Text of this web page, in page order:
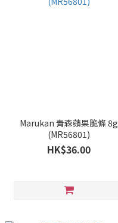
Marukan 青森蘋果脆條 8g
(MR56801)
HK$36.00